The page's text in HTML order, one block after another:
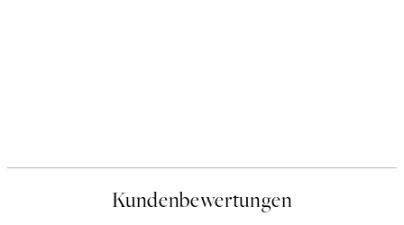
Kundenbewertungen